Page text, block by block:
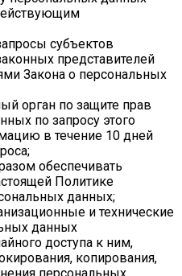
субъектов
представителей
Закона о персональных
орган по защите прав
по запросу этого
в течение 10 дней
обеспечивать
Политике
данных;
и технические
данных
доступа к ним,
копирования,